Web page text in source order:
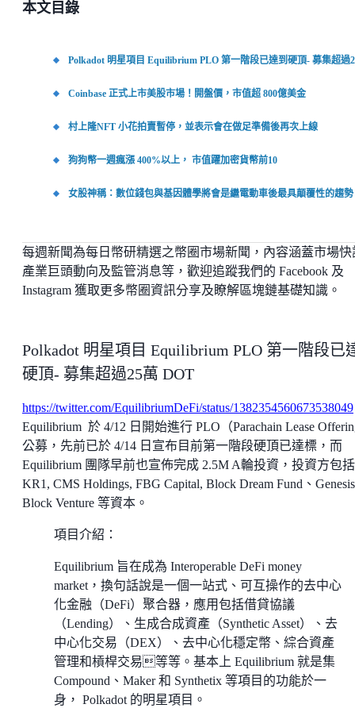
本文目錄
Polkadot 明星項目 Equilibrium PLO 第一階段已達到硬頂- 募集超過
Coinbase 正式上市美股市場！開盤價，市值超 800億美金
村上隆NFT 小花拍賣暫停，並表示會在做足準備後再次上線
狗狗幣一週瘋漲 400%以上， 市值躍加密貨幣前10
女股神稱：數位錢包與基因體學將會是繼電動車後最具顛覆性的趨勢
每週新聞為每日幣研精選之幣圈市場新聞，內容涵蓋市場快
產業巨頭動向及監管消息等，歡迎追蹤我們的 Facebook 及
Instagram 獲取更多幣圈資訊分享及瞭解區塊鏈基礎知識。
Polkadot 明星項目 Equilibrium PLO 第一階段已
硬頂- 募集超過25萬 DOT
https://twitter.com/EquilibriumDeFi/status/1382354560673538049
Equilibrium 於 4/12 日開始進行 PLO（Parachain Lease
公募，先前已於 4/14 日宣布目前第一階段硬頂已達標，而
Equilibrium 團隊早前也宣佈完成 2.5M A輪投資，投資方包括
KR1, CMS Holdings, FBG Capital, Block Dream Fund、Genesis
Block Venture 等資本。
項目介紹：
Equilibrium 旨在成為 Interoperable DeFi money
market，換句話說是一個一站式、可互操作的去中心
化金融（DeFi）聚合器，應用包括借貸協議
（Lending）、生成合成資產（Synthetic Asset）、去
中心化交易（DEX）、去中心化穩定幣、綜合資產
管理和槓桿交易等等。基本上 Equilibrium 就是集
Compound、Maker 和 Synthetix 等項目的功能於一
身， Polkadot 的明星項目。